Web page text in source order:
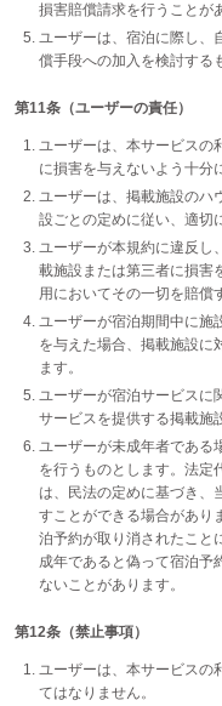
損害賠償請求を行うことが
ユーザーは、宿泊に際し、
償手段への加入を検討する
第11条（ユーザーの責任）
ユーザーは、本サービスの
に損害を与えないよう十分
ユーザーは、掲載施設のハ
設ごとの定めに従い、適切
ユーザーが本規約に違反し
載施設または第三者に損害
用においてその一切を賠償
ユーザーが宿泊期間中に施
を与えた場合、掲載施設に
ます。
ユーザーが宿泊サービスに
サービスを提供する掲載施
ユーザーが未成年者である
を行うものとします。法定
は、民法の定めに基づき、
すことができる場合があり
泊予約が取り消されたこと
成年であると偽って宿泊予
ないことがあります。
第12条（禁止事項）
ユーザーは、本サービスの
てはなりません。